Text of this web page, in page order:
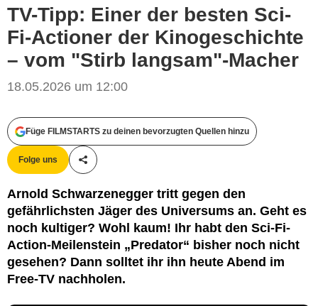
TV-Tipp: Einer der besten Sci-
Fi-Actioner der Kinogeschichte
– vom "Stirb langsam"-Macher
18.05.2026 um 12:00
Füge FILMSTARTS zu deinen bevorzugten Quellen hinzu
Folge uns
Teile diesen Artikel
Arnold Schwarzenegger tritt gegen den
gefährlichsten Jäger des Universums an. Geht es
noch kultiger? Wohl kaum! Ihr habt den Sci-Fi-
Action-Meilenstein „Predator“ bisher noch nicht
gesehen? Dann solltet ihr ihn heute Abend im
Free-TV nachholen.